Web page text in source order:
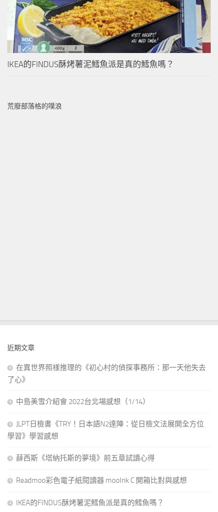
IKEA的FINDUS酥烤薯泥鱈魚派是真的鱈魚嗎？
荒廢部落格的噗浪
近期文章
在異世界照樣推理的《初心村的偵探事務所：那一天他失去
了心》
中島美雪介紹會 2022台北場感想（1/14）
JLPT日檢書《TRY！日本語N2達陣：從日檢文法展開全方位
學習》學習感想
薛西斯《塔納托斯的夢境》前五章試讀心得
Readmoo彩色電子紙閱讀器 mooInk C 開箱比對與感想
IKEA的FINDUS酥烤薯泥鱈魚派是真的鱈魚嗎？